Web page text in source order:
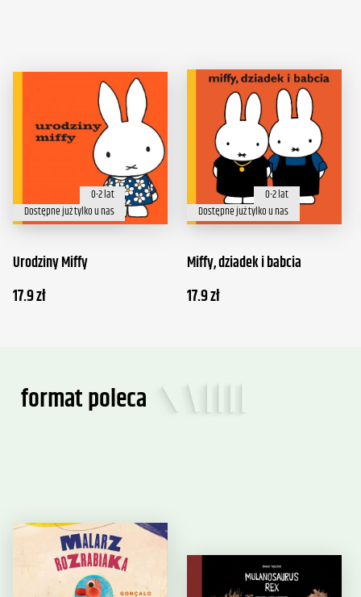
0-2 lat
Dostępne już tylko u nas
Urodziny Miffy
17.9zł
0-2 lat
Dostępne już tylko u nas
Miffy, dziadek i babcia
17.9zł
format poleca